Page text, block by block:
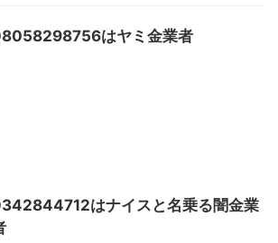
はヤミ金業者
はナイスと名乗る闇金業